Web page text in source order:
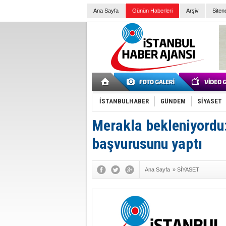
Ana Sayfa Günün Haberleri Arşiv
İSTANBULHABER GÜNDEM SİYASET
Merakla
başvurusunu yaptı
Ana Sayfa » SİYASET